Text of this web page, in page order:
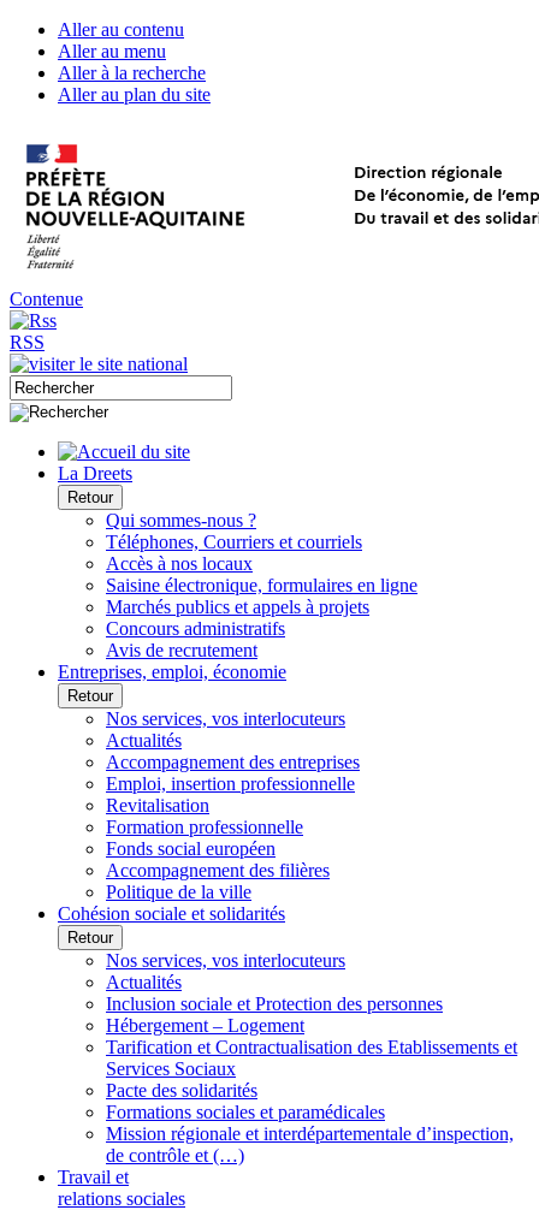
Aller au contenu
Aller au menu
Aller à la recherche
Aller au plan du site
Contenue
RSS
La Dreets
Retour
Qui sommes-nous ?
Téléphones, Courriers et courriels
Accès à nos locaux
Saisine électronique, formulaires en ligne
Marchés publics et appels à projets
Concours administratifs
Avis de recrutement
Entreprises, emploi, économie
Retour
Nos services, vos interlocuteurs
Actualités
Accompagnement des entreprises
Emploi, insertion professionnelle
Revitalisation
Formation professionnelle
Fonds social européen
Accompagnement des filières
Politique de la ville
Cohésion sociale et solidarités
Retour
Nos services, vos interlocuteurs
Actualités
Inclusion sociale et Protection des personnes
Hébergement – Logement
Tarification et Contractualisation des Etablissements et
Services Sociaux
Pacte des solidarités
Formations sociales et paramédicales
Mission régionale et interdépartementale d’inspection,
de contrôle et (…)
Travail et
relations sociales